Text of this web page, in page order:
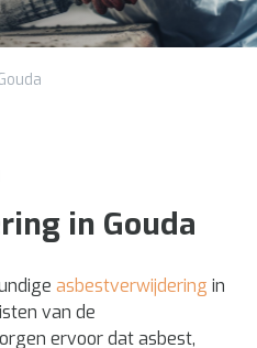
in Gouda
asbestverwijdering in
van de
ervoor dat asbest,